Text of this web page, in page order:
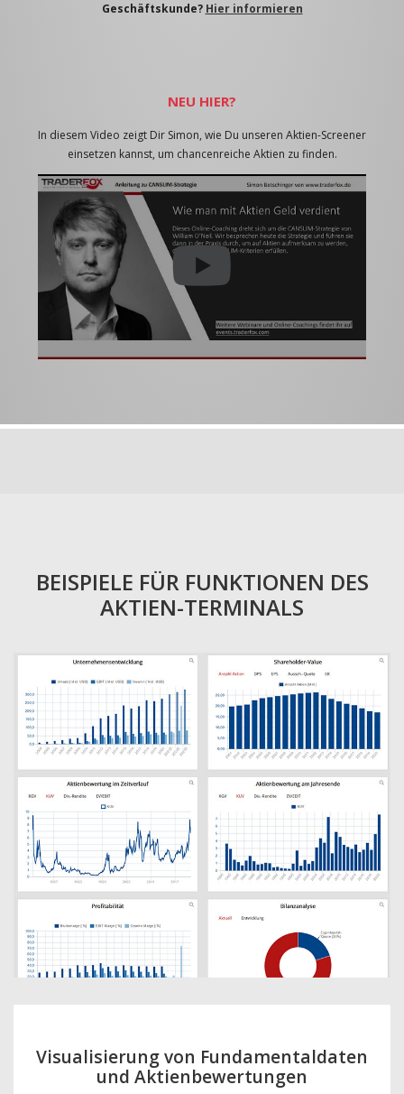
Geschäftskunde? Hier informieren
NEU HIER?
In diesem Video zeigt Dir Simon, wie Du unseren Aktien-Screener
einsetzen kannst, um chancenreiche Aktien zu finden.
BEISPIELE FÜR FUNKTIONEN DES
AKTIEN-TERMINALS
Visualisierung von Fundamentaldaten
und Aktienbewertungen